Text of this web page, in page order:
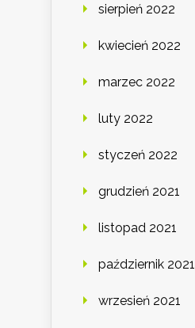
sierpień 2022
kwiecień 2022
marzec 2022
luty 2022
styczeń 2022
grudzień 2021
listopad 2021
październik 2021
wrzesień 2021